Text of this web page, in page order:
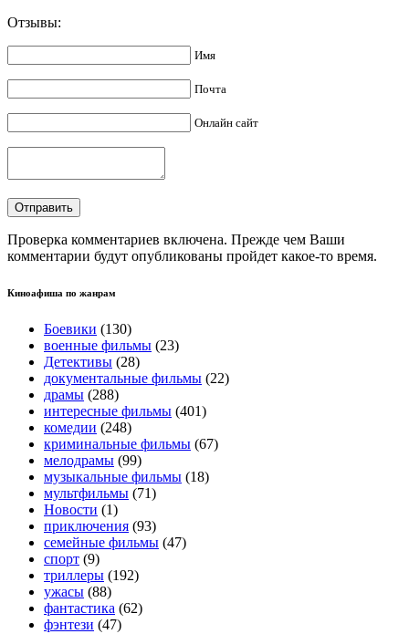
Отзывы:
Имя
Почта
Онлайн сайт
Проверка комментариев включена. Прежде чем Ваши
комментарии будут опубликованы пройдет какое-то время.
Киноафиша по жанрам
Боевики (130)
военные фильмы (23)
Детективы (28)
документальные фильмы (22)
драмы (288)
интересные фильмы (401)
комедии (248)
криминальные фильмы (67)
мелодрамы (99)
музыкальные фильмы (18)
мультфильмы (71)
Новости (1)
приключения (93)
семейные фильмы (47)
спорт (9)
триллеры (192)
ужасы (88)
фантастика (62)
фэнтези (47)